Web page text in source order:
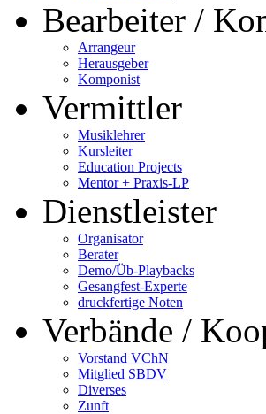
Bearbeiter /
Arrangeur
Herausgeber
Komponist
Vermittler
Musiklehrer
Kursleiter
Education Projects
Mentor + Praxis-LP
Dienstleister
Organisator
Berater
Demo/Üb-Playbacks
Gesangfest-Experte
druckfertige Noten
Verbände /
Vorstand VChN
Mitglied SBDV
Diverses
Zunft